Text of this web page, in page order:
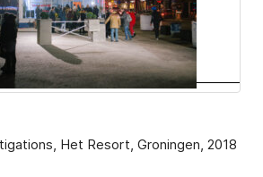
Het Resort, Groningen, 2018